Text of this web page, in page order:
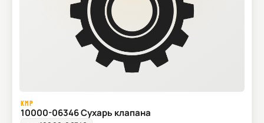
KMP
10000-06346 Сухарь клапана